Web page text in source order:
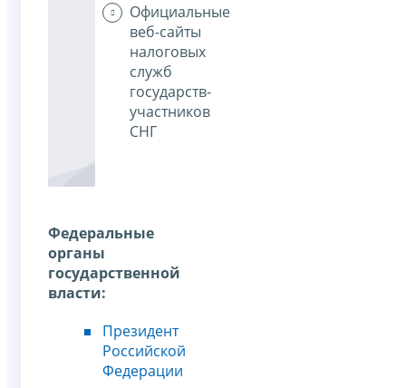
Официальные
веб-сайты
налоговых
служб
государств-
участников
СНГ
Федеральные
органы
государственной
власти:
Президент
Российской
Федерации